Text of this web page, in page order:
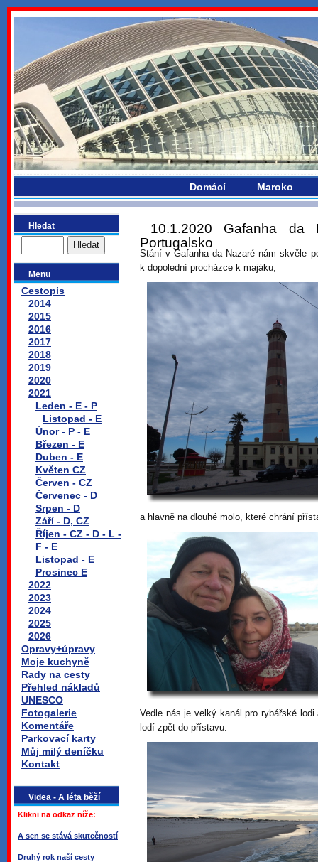
bydlikemevropou.com
Domácí Maroko
Hledat
Menu
Cestopis
2014
2015
2016
2017
2018
2019
2020
2021
Leden - E - P
Listopad - E
Únor - P - E
Březen - E
Duben - E
Květen CZ
Červen - CZ
Červenec - D
Srpen - D
Září - D, CZ
Říjen - CZ - D - L -
F - E
Listopad - E
Prosinec E
2022
2023
2024
2025
2026
Opravy+úpravy
Moje kuchyně
Rady na cesty
Přehled nákladů
UNESCO
Fotogalerie
Komentáře
Parkovací karty
Můj milý deníčku
Kontakt
Videa - A léta běží
Klikni na odkaz níže:
A sen se stává skutečností
Druhý rok naší cesty
10.1.2020 Gafanha
Portugalsko
Stání v Gafanha da Nazaré nám skvěle
k dopolední procházce k majáku,
a hlavně na dlouhé molo, které chrání
Vedle nás je velký kanál pro rybářské
lodí zpět do přístavu.